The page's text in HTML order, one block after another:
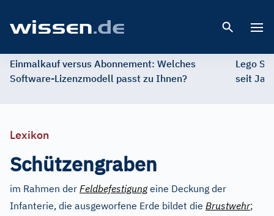
Einmalkauf versus Abonnement: Welches
Software-Lizenzmodell passt zu Ihnen?
Lego
seit
Lexikon
Schützengraben
im Rahmen der Feldbefestigungeine Deckung der
Infanterie, die ausgeworfene Erde bildet die Brustwehr;